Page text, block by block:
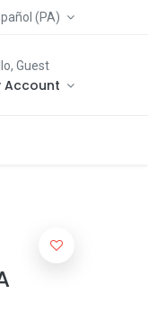
(PA)
Guest
Account